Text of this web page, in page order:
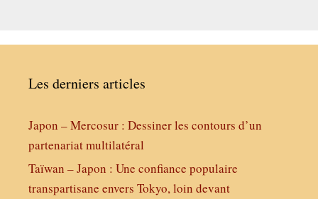
Les derniers articles
Japon – Mercosur : Dessiner les contours d’un
partenariat multilatéral
Taïwan – Japon : Une confiance populaire
transpartisane envers Tokyo, loin devant